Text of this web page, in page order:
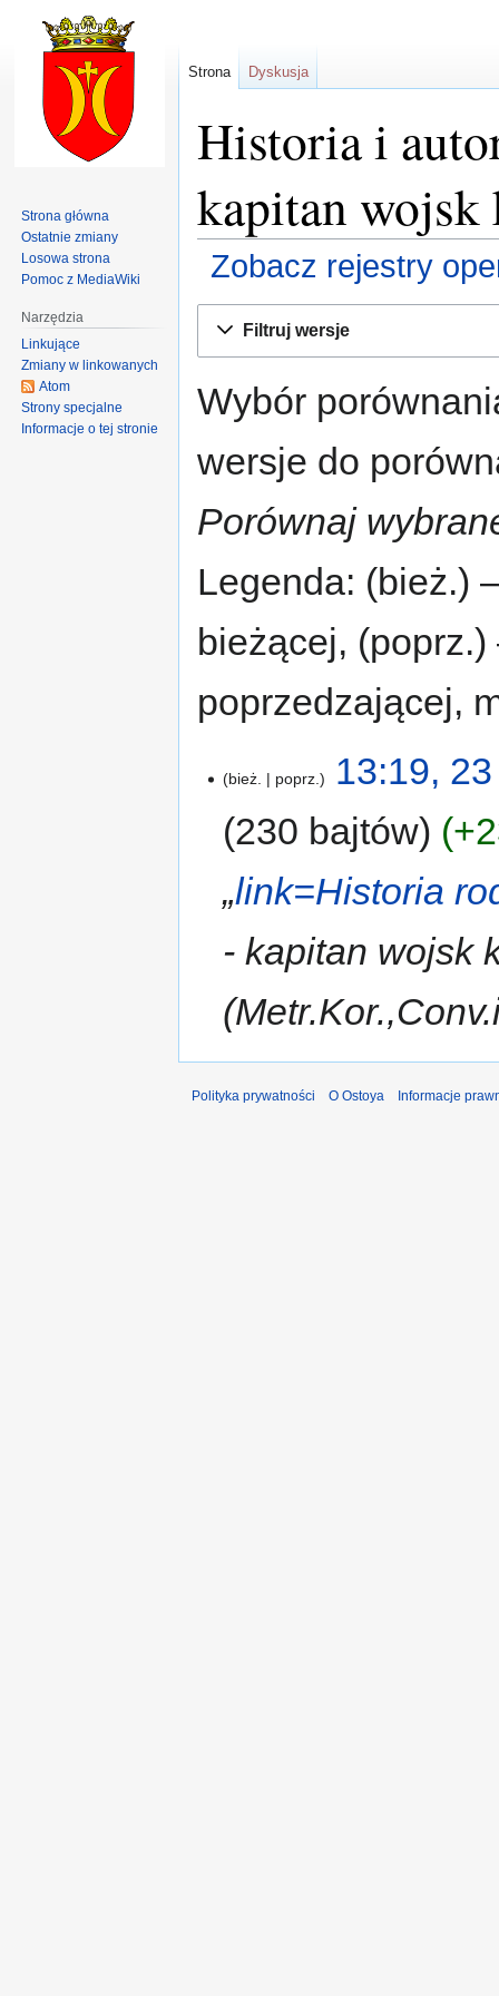
Historia i
kapitan wojsk
Zobacz rejestry
Filtruj wersje
Wybór
wersje do
Porównaj
Legenda: (bież.)
bieżącej,
poprzedzającej,
bież. poprz.
13:19,
230 bajtów
„link=Historia
- kapitan wojsk
Strona Dyskusja
Strona główna
Ostatnie zmiany
Losowa strona
Pomoc z MediaWiki
Narzędzia
Linkujące
Zmiany w linkowanych
Atom
Strony specjalne
Informacje o tej stronie
Polityka prywatności O Ostoya Informacje